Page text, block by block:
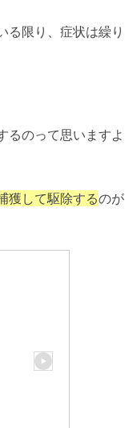
る限り、症状は繰り
るのって思いますよ
獲して駆除するのが